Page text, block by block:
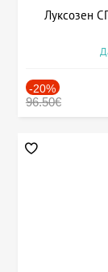
Луксозен
-20%
96.50€